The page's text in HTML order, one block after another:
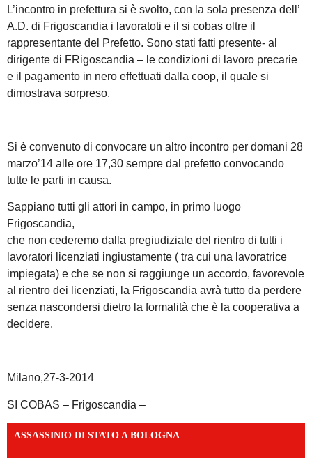
L’incontro in prefettura si è svolto, con la sola presenza dell’
A.D. di Frigoscandia i lavoratoti e il si cobas oltre il
rappresentante del Prefetto. Sono stati fatti presente- al
dirigente di FRigoscandia – le condizioni di lavoro precarie
e il pagamento in nero effettuati dalla coop, il quale si
dimostrava sorpreso.
Si è convenuto di convocare un altro incontro per domani 28
marzo’14 alle ore 17,30 sempre dal prefetto convocando
tutte le parti in causa.
Sappiano tutti gli attori in campo, in primo luogo
Frigoscandia,
che non cederemo dalla pregiudiziale del rientro di tutti i
lavoratori licenziati ingiustamente ( tra cui una lavoratrice
impiegata) e che se non si raggiunge un accordo, favorevole
al rientro dei licenziati, la Frigoscandia avrà tutto da perdere
senza nascondersi dietro la formalità che è la cooperativa a
decidere.
Milano,27-3-2014
SI COBAS – Frigoscandia –
ASSASSINIO DI STATO A BOLOGNA